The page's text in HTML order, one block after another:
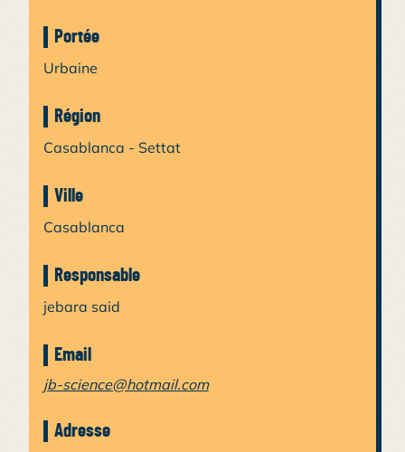
Portée
Urbaine
Région
Casablanca - Settat
Ville
Casablanca
Responsable
jebara said
Email
jb-science@hotmail.com
Adresse